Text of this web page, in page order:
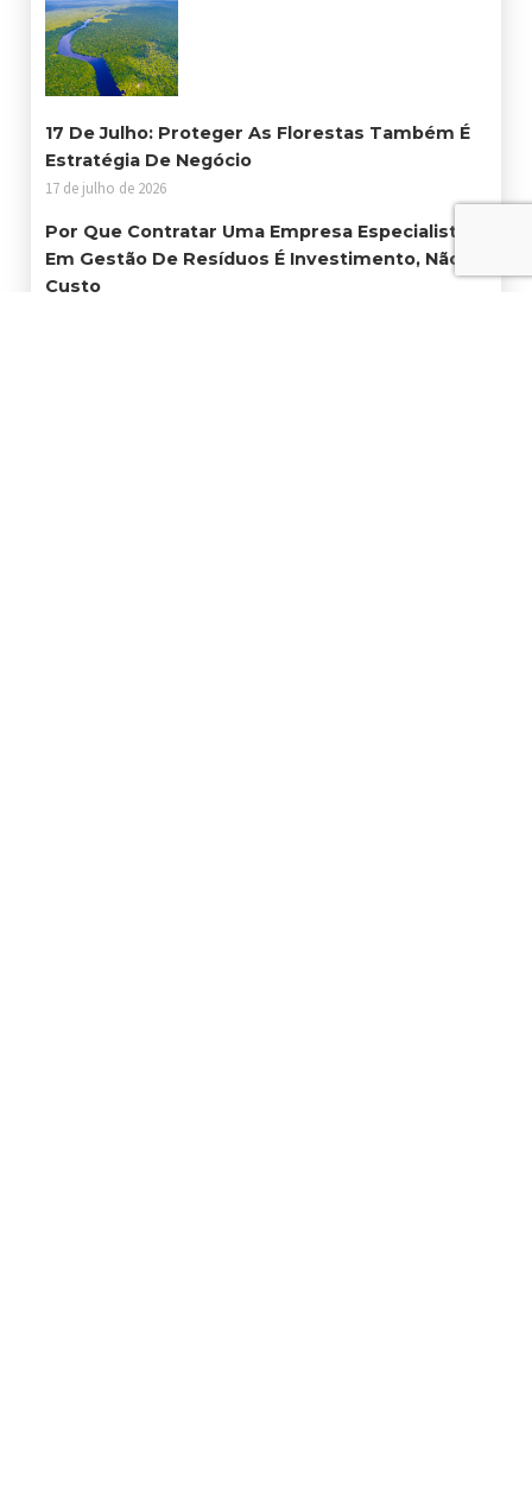
17 De Julho: Proteger As Florestas Também É
Estratégia De Negócio
17 de julho de 2026
Por Que Contratar Uma Empresa Especialista
Em Gestão De Resíduos É Investimento, Não
Custo